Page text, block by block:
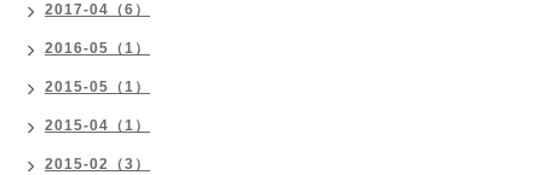
2017-04（6）
2016-05（1）
2015-05（1）
2015-04（1）
2015-02（3）